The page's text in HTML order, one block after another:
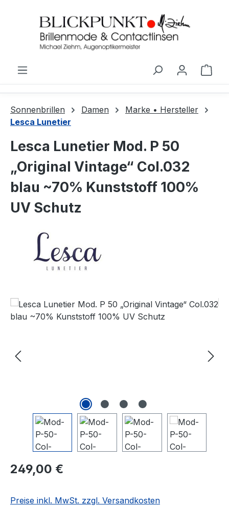
Sonnenbrillen Damen
Marke • Hersteller
Lesca Lunetier
Lesca Lunetier Mod. P 50
„Original Vintage“ Col.032
blau ~70% Kunststoff 100%
UV Schutz
Bildergalerie überspringen
Regulärer Preis:
249,00 €
Preise inkl. MwSt. zzgl. Versandkosten